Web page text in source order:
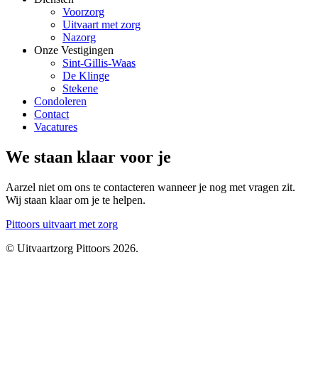
Voorzorg
Uitvaart met zorg
Nazorg
Onze Vestigingen
Sint-Gillis-Waas
De Klinge
Stekene
Condoleren
Contact
Vacatures
We staan klaar voor je
Aarzel niet om ons te contacteren wanneer je nog met vragen zit.
Wij staan klaar om je te helpen.
Pittoors uitvaart met zorg
© Uitvaartzorg Pittoors 2026.